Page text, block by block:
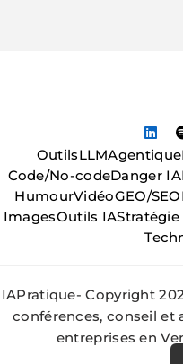
OutilsLLMAgentique
Code/No-codeDanger IA
HumourVidéoGEO/SEO
ImagesOutils IAStratégie
IAPratique- Copyright
conférences, conseil et
entreprises en